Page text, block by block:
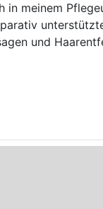
in meinem
und